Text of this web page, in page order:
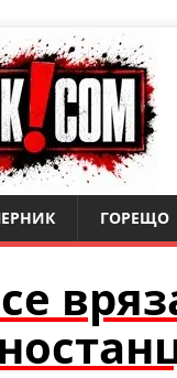
ГОРЕЩО